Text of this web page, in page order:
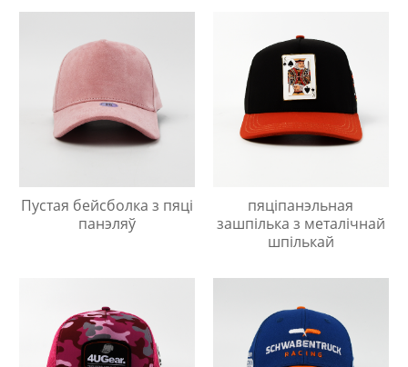
Пустая бейсболка з пяці
панэляў
пяціпанэльная
зашпілька з металічнай
шпількай